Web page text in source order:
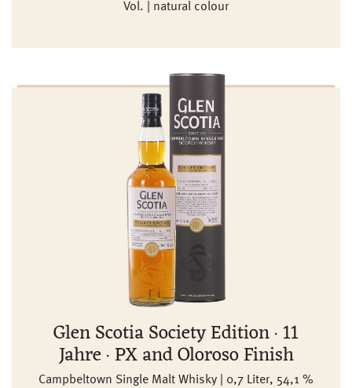
Vol. | natural colour
Glen Scotia Society Edition · 11
Jahre · PX and Oloroso Finish
Campbeltown Single Malt Whisky | 0,7 Liter, 54,1 %